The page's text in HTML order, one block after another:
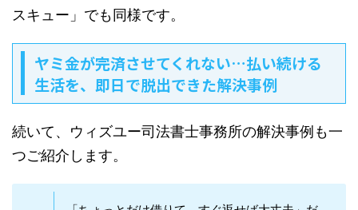
スキュー」でも同様です。
ヤミ金が完済させてくれない…払い続ける
生活を、即日で脱出できた解決事例
続いて、ウィズユー司法書士事務所の解決事例も一
つご紹介します。